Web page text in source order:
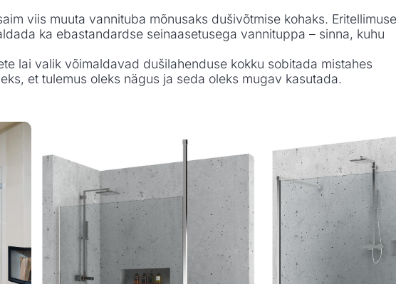
viis muuta vannituba mõnusaks dušivõtmise kohaks.
ka ebastandardse seinaasetusega vannituppa – sinna, kuhu
lai valik võimaldavad dušilahenduse kokku sobitada mistahes
et tulemus oleks nägus ja seda oleks mugav kasutada.